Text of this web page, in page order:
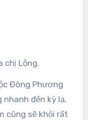
chị Lộng.
Đông Phương
đến kỳ lạ.
cũng sẽ khỏi rất